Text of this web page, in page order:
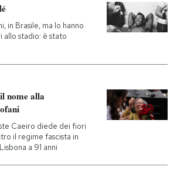
in Brasile, ma lo hanno
allo stadio: è stato
nome alla
Caeiro diede dei fiori
il regime fascista in
a 91 anni